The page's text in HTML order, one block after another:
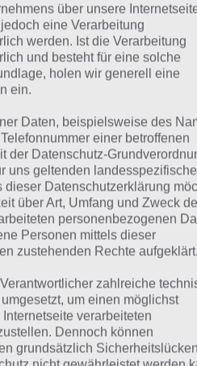
Lösung vom 26.1.2020
mal, was vor einem Jahr,
Lösungen zu Norwegen im
über unsere
eine Verarbeitung
werden. Ist die Verarbeitung
und besteht für eine solche
holen wir generell eine
ein.
Daten, beispielsweise des
einer betroffenen
der Datenschutz-
uns geltenden
Datenschutzerklärung
über Art, Umfang und Zweck
personenbezogenen
Personen mittels dieser
zustehenden Rechte aufgeklärt.
zahlreiche
um einen möglichst
verarbeiteten
Dennoch können
grundsätzlich Sicherheitslücken